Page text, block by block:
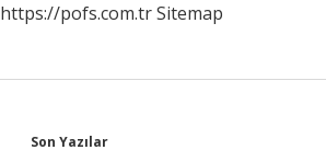
https://pofs.com.trSitemap
Son Yazılar